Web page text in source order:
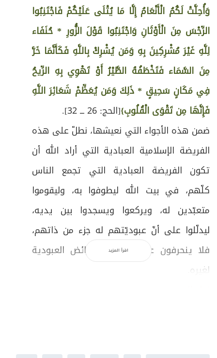
وَأُحِلَّتْ لَكُمُ الْأَنْعَامُ إِلَّا مَا يُتْلَى عَلَيْكُمْ فَاجْتَنِبُوا
الرِّجْسَ مِنَ الْأَوْثَانِ وَاجْتَنِبُوا قَوْلَ الزُّورِ * حُنَفَاء
لِلَّهِ غَيْرَ مُشْرِكِينَ بِهِ وَمَن يُشْرِكْ بِاللَّهِ فَكَأَنَّمَا خَرَّ
مِنَ السَّمَاء فَتَخْطَفُهُ الطَّيْرُ أَوْ تَهْوِي بِهِ الرِّيحُ
فِي مَكَانٍ سَحِيقٍ * ذَلِكَ وَمَن يُعَظِّمْ شَعَائِرَ اللَّهِ
فَإِنَّهَا مِن تَقْوَى الْقُلُوبِ}[الحج: 26 ـــ 32].
ضمن هذه الأجواء التي نعيشها، نطلّ على هذه
الفريضة الإسلامية العبادية التي أراد الله أن
تكون الفريضة العبادية التي تجمع الناس
كلّهم، في بيت الله ليطوفوا به، وليقوموا
متعبّدين له، ويركعوا ويسجدوا بين يديه،
ليدلّلوا على أنّ عبوديّتهم له جزء من ذاتهم،
فلا ينحرفون عنها ليقدّموا فرائض العبودية
لغيره.
اقرأ المزيد